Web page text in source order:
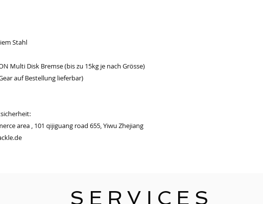
Stahl
Multi Disk Bremse (bis zu 15kg je nach Grösse)
auf Bestellung lieferbar)
area , 101 qijiguang road 655, Yiwu Zhejiang
SERVICES